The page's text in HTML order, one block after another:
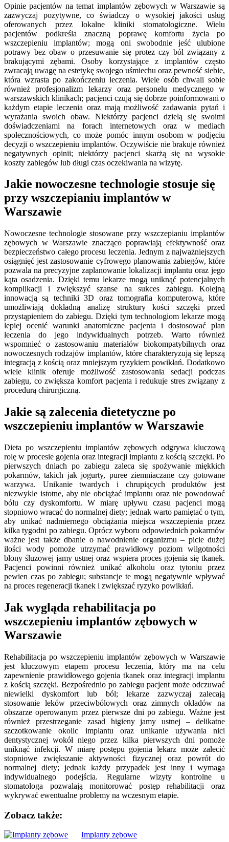
Opinie pacjentów na temat implantów zębowych w Warszawie są
zazwyczaj pozytywne, co świadczy o wysokiej jakości usług
oferowanych przez lokalne kliniki stomatologiczne. Wielu
pacjentów podkreśla znaczną poprawę komfortu życia po
wszczepieniu implantów; mogą oni swobodnie jeść ulubione
potrawy bez obaw o przesuwanie się protez czy ból związany z
brakującymi zębami. Osoby korzystające z implantów często
zwracają uwagę na estetykę swojego uśmiechu oraz pewność siebie,
która wzrasta po zakończeniu leczenia. Wiele osób chwali sobie
również profesjonalizm lekarzy oraz personelu medycznego w
warszawskich klinikach; pacjenci czują się dobrze poinformowani o
każdym etapie leczenia oraz mają możliwość zadawania pytań i
wyrażania swoich obaw. Niektórzy pacjenci dzielą się swoimi
doświadczeniami na forach internetowych oraz w mediach
społecznościowych, co może pomóc innym osobom w podjęciu
decyzji o wszczepieniu implantów. Oczywiście nie brakuje również
negatywnych opinii; niektórzy pacjenci skarżą się na wysokie
koszty zabiegów lub długi czas oczekiwania na wizytę.
Jakie nowoczesne technologie stosuje się
przy wszczepianiu implantów w
Warszawie
Nowoczesne technologie stosowane przy wszczepianiu implantów
zębowych w Warszawie znacząco poprawiają efektywność oraz
bezpieczeństwo całego procesu leczenia. Jednym z najważniejszych
osiągnięć jest zastosowanie cyfrowego planowania zabiegów, które
pozwala na precyzyjne zaplanowanie lokalizacji implantu oraz jego
kąta osadzenia. Dzięki temu lekarze mogą uniknąć potencjalnych
komplikacji i zwiększyć szanse na sukces zabiegu. Kolejną
innowacją są techniki 3D oraz tomografia komputerowa, które
umożliwiają dokładną analizę struktury kości szczęki przed
przystąpieniem do zabiegu. Dzięki tym technologiom lekarze mogą
lepiej ocenić warunki anatomiczne pacjenta i dostosować plan
leczenia do jego indywidualnych potrzeb. Warto również
wspomnieć o zastosowaniu materiałów biokompatybilnych oraz
nowoczesnych rodzajów implantów, które charakteryzują się lepszą
integracją z kością oraz mniejszym ryzykiem powikłań. Dodatkowo
wiele klinik oferuje możliwość zastosowania sedacji podczas
zabiegu, co zwiększa komfort pacjenta i redukuje stres związany z
procedurą chirurgiczną.
Jakie są zalecenia dietetyczne po
wszczepieniu implantów w Warszawie
Dieta po wszczepieniu implantów zębowych odgrywa kluczową
rolę w procesie gojenia oraz integracji implantu z kością szczęki. Po
pierwszych dniach po zabiegu zaleca się spożywanie miękkich
pokarmów, takich jak jogurty, puree ziemniaczane czy gotowane
warzywa. Unikanie twardych i chrupiących produktów jest
niezwykle istotne, aby nie obciążać implantu oraz nie powodować
bólu czy dyskomfortu. W miarę upływu czasu pacjenci mogą
stopniowo wracać do normalnej diety; jednak warto pamiętać o tym,
aby unikać nadmiernego obciążania miejsca wszczepienia przez
kilka tygodni po zabiegu. Oprócz wyboru odpowiednich pokarmów
ważne jest także dbanie o nawodnienie organizmu – picie dużej
ilości wody pomoże utrzymać prawidłowy poziom wilgotności
błony śluzowej jamy ustnej oraz wspiera proces gojenia się tkanek.
Pacjenci powinni również unikać alkoholu oraz tytoniu przez
pewien czas po zabiegu; substancje te mogą negatywnie wpływać
na proces regeneracji tkanek i zwiększać ryzyko powikłań.
Jak wygląda rehabilitacja po
wszczepieniu implantów zębowych w
Warszawie
Rehabilitacja po wszczepieniu implantów zębowych w Warszawie
jest kluczowym etapem procesu leczenia, który ma na celu
zapewnienie prawidłowego gojenia tkanek oraz integracji implantu
z kością szczęki. Bezpośrednio po zabiegu pacjent może odczuwać
niewielki dyskomfort lub ból; lekarze zazwyczaj zalecają
stosowanie leków przeciwbólowych oraz zimnych okładów na
obszarze operowanym przez pierwsze dni po zabiegu. Ważne jest
również przestrzeganie zasad higieny jamy ustnej – delikatne
szczotkowanie okolic implantu oraz unikanie używania nici
dentystycznej wokół niego przez kilka pierwszych dni pomoże
uniknąć infekcji. W miarę postępu gojenia lekarz może zalecić
stopniowe zwiększanie aktywności fizycznej oraz powrót do
normalnej diety; jednak każdy przypadek jest inny i wymaga
indywidualnego podejścia. Regularne wizyty kontrolne u
stomatologa pozwalają monitorować postęp rehabilitacji oraz
wykrywać ewentualne problemy na wczesnym etapie.
Zobacz także:
Implanty zębowe
Nawigacja